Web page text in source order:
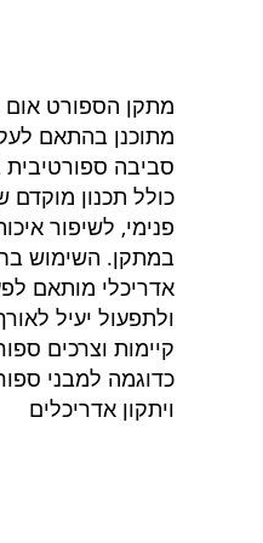
מתקן הספורט
מתוכנן בהתאם
סביבה ספורטיבית
כולל תכנון מוקדם
פנימי, לשיפור
במתקן. השימוש
אדריכלי מותאם
ולתפעול יעיל
קיימות וצרכים
כדוגמה למבני
ויתקון אדריכלים